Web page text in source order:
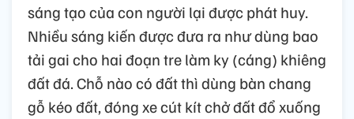
sáng tạo của con người lại được phát huy.
Nhiều sáng kiến được đưa ra như dùng bao
tải gai cho hai đoạn tre làm ky (cáng) khiêng
đất đá. Chỗ nào có đất thì dùng bàn chang
gỗ kéo đất, đóng xe cút kít chở đất đổ xuống